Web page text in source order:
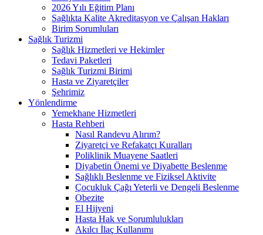
2026 Yılı Eğitim Planı
Sağlıkta Kalite Akreditasyon ve Çalışan Hakları
Birim Sorumluları
Sağlık Turizmi
Sağlık Hizmetleri ve Hekimler
Tedavi Paketleri
Sağlık Turizmi Birimi
Hasta ve Ziyaretçiler
Şehrimiz
Yönlendirme
Yemekhane Hizmetleri
Hasta Rehberi
Nasıl Randevu Alırım?
Ziyaretçi ve Refakatçı Kuralları
Poliklinik Muayene Saatleri
Diyabetin Önemi ve Diyabette Beslenme
Sağlıklı Beslenme ve Fiziksel Aktivite
Çocukluk Çağı Yeterli ve Dengeli Beslenme
Obezite
El Hijyeni
Hasta Hak ve Sorumlulukları
Akılcı İlaç Kullanımı